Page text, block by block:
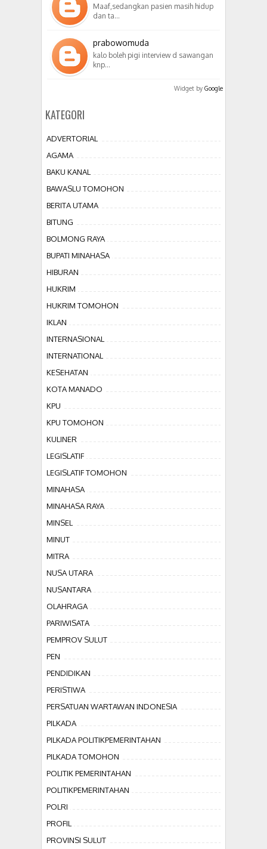
Maaf,sedangkan pasien masih hidup
dan ta…
prabowomuda
kalo boleh pigi interview d sawangan
knp…
Widget by Google
KATEGORI
ADVERTORIAL
AGAMA
BAKU KANAL
BAWASLU TOMOHON
BERITA UTAMA
BITUNG
BOLMONG RAYA
BUPATI MINAHASA
HIBURAN
HUKRIM
HUKRIM TOMOHON
IKLAN
INTERNASIONAL
INTERNATIONAL
KESEHATAN
KOTA MANADO
KPU
KPU TOMOHON
KULINER
LEGISLATIF
LEGISLATIF TOMOHON
MINAHASA
MINAHASA RAYA
MINSEL
MINUT
MITRA
NUSA UTARA
NUSANTARA
OLAHRAGA
PARIWISATA
PEMPROV SULUT
PEN
PENDIDIKAN
PERISTIWA
PERSATUAN WARTAWAN INDONESIA
PILKADA
PILKADA POLITIKPEMERINTAHAN
PILKADA TOMOHON
POLITIK PEMERINTAHAN
POLITIKPEMERINTAHAN
POLRI
PROFIL
PROVINSI SULUT